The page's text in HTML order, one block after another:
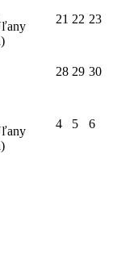
21 22 23
28 29 30
4 5 6